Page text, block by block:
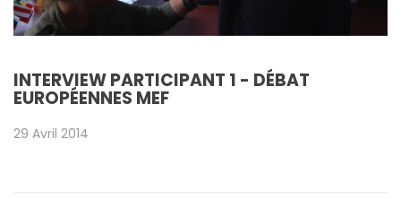
INTERVIEW PARTICIPANT 1 - DÉBAT
EUROPÉENNES MEF
29 Avril 2014